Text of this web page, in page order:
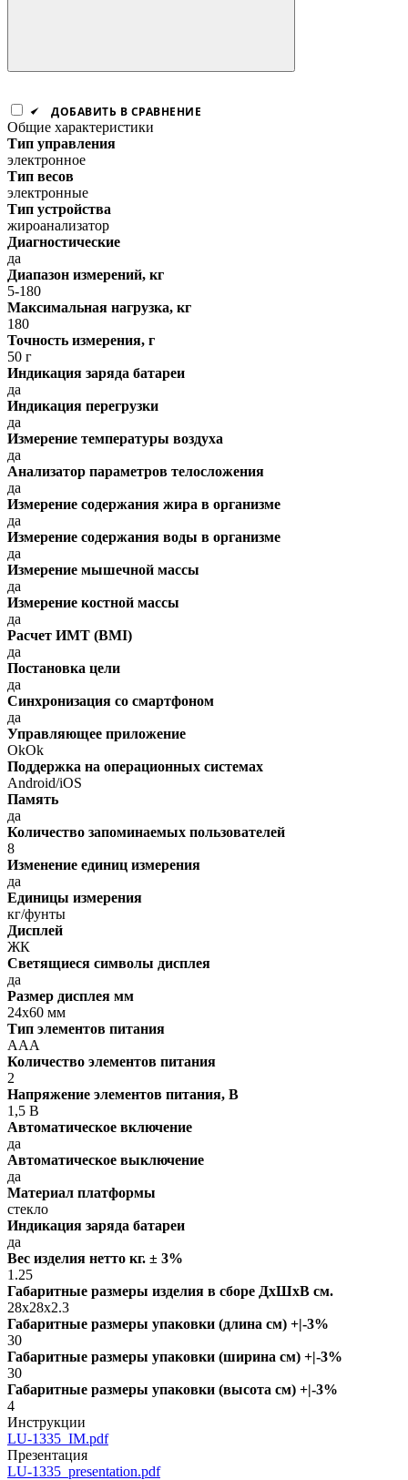
ДОБАВИТЬ В СРАВНЕНИЕ
Общие характеристики
Тип управления
электронное
Тип весов
электронные
Тип устройства
жироанализатор
Диагностические
да
Диапазон измерений, кг
5-180
Максимальная нагрузка, кг
180
Точность измерения, г
50 г
Индикация заряда батареи
да
Индикация перегрузки
да
Измерение температуры воздуха
да
Анализатор параметров телосложения
да
Измерение содержания жира в организме
да
Измерение содержания воды в организме
да
Измерение мышечной массы
да
Измерение костной массы
да
Расчет ИМТ (BMI)
да
Постановка цели
да
Синхронизация со смартфоном
да
Управляющее приложение
OkOk
Поддержка на операционных системах
Android/iOS
Память
да
Количество запоминаемых пользователей
8
Изменение единиц измерения
да
Единицы измерения
кг/фунты
Дисплей
ЖК
Светящиеся символы дисплея
да
Размер дисплея мм
24х60 мм
Тип элементов питания
AAA
Количество элементов питания
2
Напряжение элементов питания, В
1,5 В
Автоматическое включение
да
Автоматическое выключение
да
Материал платформы
стекло
Индикация заряда батареи
да
Вес изделия нетто кг. ± 3%
1.25
Габаритные размеры изделия в сборе ДxШxВ см.
28x28x2.3
Габаритные размеры упаковки (длина см) +|-3%
30
Габаритные размеры упаковки (ширина см) +|-3%
30
Габаритные размеры упаковки (высота см) +|-3%
4
Инструкции
LU-1335_IM.pdf
Презентация
LU-1335_presentation.pdf